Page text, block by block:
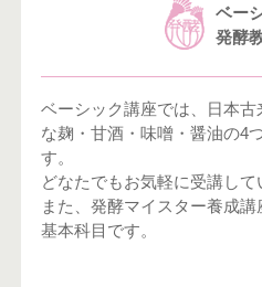
ベー
発酵
ベーシック講座では、日本
な麹・甘酒・味噌・醤油の4
す。
どなたでもお気軽に受講して
また、発酵マイスター養成
基本科目です。